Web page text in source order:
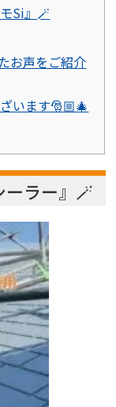
Si』🪄
お声をご紹介
います🎅🏼🎄
ラー』 🪄